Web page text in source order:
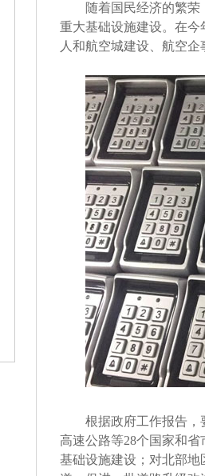
随着国民经济的繁
重大基础设施建设。在
人和航空城建设、航空
根据政府工作报告，要
高速公路等28个国家和
基础设施建设；对北部